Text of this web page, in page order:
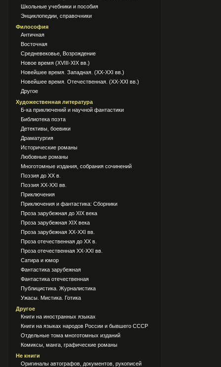
Школьные учебники и пособия
Энциклопедии, справочники
Философия
Античная
Восточная
Средневековье, Возрождение
Новое время (XVIII-XIX вв.)
Новейшее время. Западная. (XX-XXI вв.)
Новейшее время. Отечественная. (XX-XXI вв.)
Другое
Художественная литература
Б-ка приключений и научной фантастики
Библиотека поэта
Детективы, боевики
Драматургия
Исторические романы
Любовные романы
Многотомные издания, собрания сочинений
Поэзия до XX в.
Поэзия XX-XXI вв.
Приключения
Приключения и фантастика: Сборники
Проза зарубежная до XIX века
Проза зарубежная XIX века
Проза зарубежная XX-XXI вв.
Проза отечественная до XX в.
Проза отечественная XX-XXI вв.
Сатира и юмор
Фантастика зарубежная
Фантастика отечественная
Публицистика. Журналистика
Ужасы. Мистика. Готика
Другое
Книги на иностранных языках
Книги на языках народов России и бывшего СССР
Отдельные тома многотомных изданий
Комиксы, манга, графические романы
Не книги
Оригиналы автографов, документов, рукописей